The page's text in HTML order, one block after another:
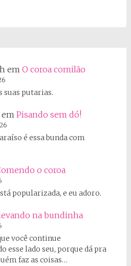
em O coroa comilão
suas putarias.
em Pisando sem dó!
é essa bunda com
o coroa
popularizada, e eu adoro.
na bundinha
você continue
esse lado seu, porque dá pra
faz as coisas…